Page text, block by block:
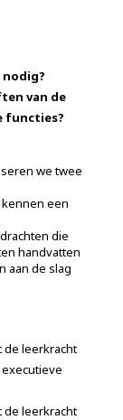
van de
functies?
we twee
een
die
handvatten
aan de slag
de leerkracht
executieve
de leerkracht